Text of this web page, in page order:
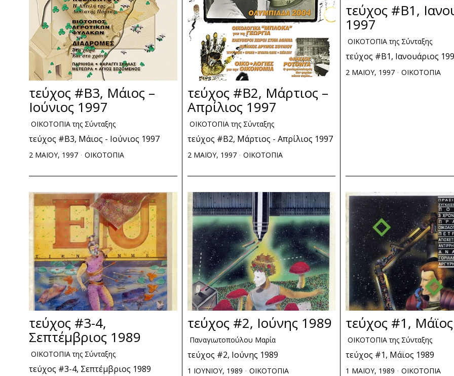
τεύχος #Β3, Μάιος –
Ιούνιος 1997
ΟΙΚΟΤΟΠΙΑ της Σύνταξης
τεύχος #Β3, Μάιος - Ιούνιος 1997
2 ΜΑΪΟΥ, 1997 ΟΙΚΟΤΟΠΙΑ
τεύχος #Β2, Μάρτιος –
Απρίλιος 1997
ΟΙΚΟΤΟΠΙΑ της Σύνταξης
τεύχος #Β2, Μάρτιος - Απρίλιος 1997
2 ΜΑΪΟΥ, 1997 ΟΙΚΟΤΟΠΙΑ
τεύχος #Β1,
1997
ΟΙΚΟΤΟΠΙΑ της Σύνταξης
τεύχος #Β1, Ιανουάριος
2 ΜΑΪΟΥ, 1997 ΟΙΚΟΤΟΠΙΑ
τεύχος #3-4,
Σεπτέμβριος 1989
ΟΙΚΟΤΟΠΙΑ της Σύνταξης
τεύχος #3-4, Σεπτέμβριος 1989
τεύχος #2, Ιούνης 1989
Παναγιωτοπούλου Μαρία
τεύχος #2, Ιούνης 1989
1 ΙΟΥΝΙΟΥ, 1989 ΟΙΚΟΤΟΠΙΑ
τεύχος #1,
ΟΙΚΟΤΟΠΙΑ της Σύνταξης
τεύχος #1, Μάϊος 1989
1 ΜΑΪΟΥ, 1989 ΟΙΚΟΤΟΠΙΑ